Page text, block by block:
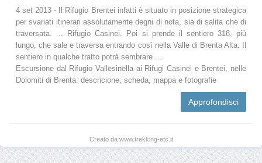
4 set 2013 - Il Rifugio Brentei infatti è situato in posizione strategica
per svariati itinerari assolutamente degni di nota, sia di salita che di
traversata. ... Rifugio Casinei. Poi si prende il sentiero 318, più
lungo, che sale e traversa entrando così nella Valle di Brenta Alta. Il
sentiero in qualche tratto potrà sembrare ...
Escursione dal Rifugio Vallesinella ai Rifugi Casinei e Brentei, nelle
Dolomiti di Brenta: descricione, scheda, mappa e fotografie
Approfondisci
Creato da www.trekking-etc.it